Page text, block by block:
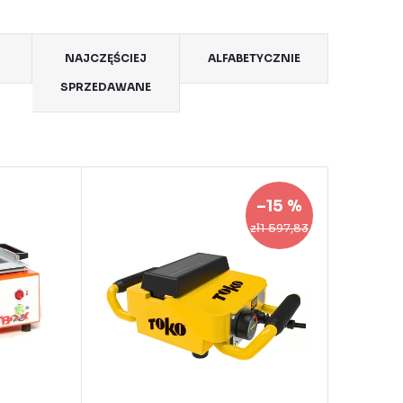
NAJCZĘŚCIEJ
SPRZEDAWANE
ALFABETYCZNIE
zł1 597,83
–15 %